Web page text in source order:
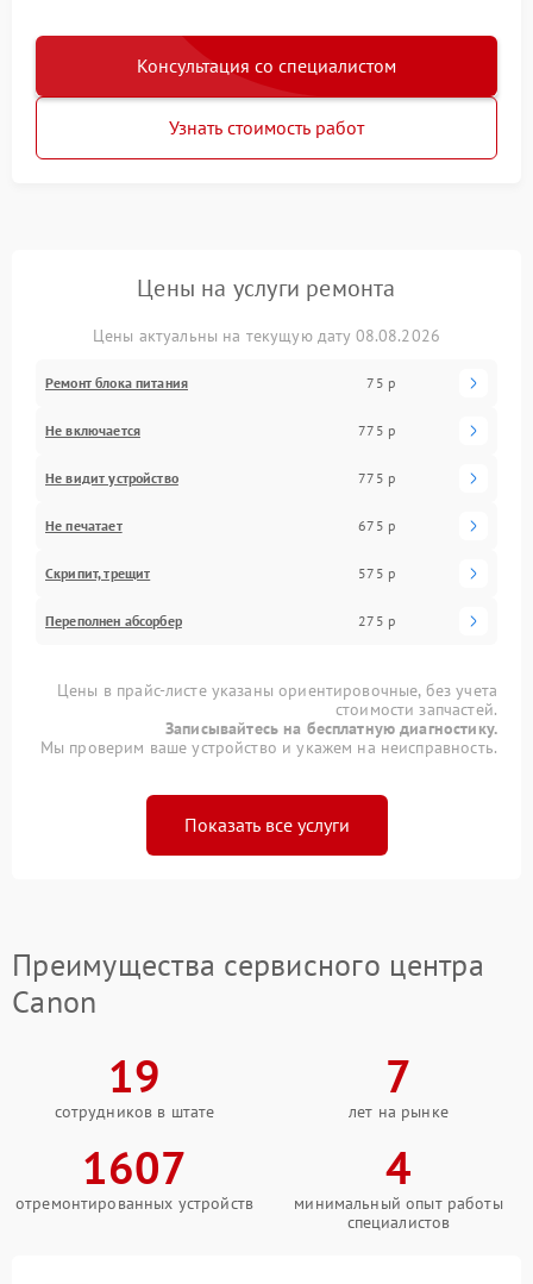
Консультация со специалистом
Узнать стоимость работ
Цены на услуги ремонта
Цены актуальны на текущую дату 08.08.2026
Ремонт блока питания 75 р
Не включается 775 р
Не видит устройство 775 р
Не печатает 675 р
Скрипит, трещит 575 р
Переполнен абсорбер 275 р
Цены в прайс-листе указаны ориентировочные, без учета
стоимости запчастей.
Записывайтесь на бесплатную диагностику.
Мы проверим ваше устройство и укажем на неисправность.
Показать все услуги
Преимущества сервисного центра
Canon
19
сотрудников в штате
7
лет на рынке
1607
отремонтированных устройств
4
минимальный опыт работы
специалистов